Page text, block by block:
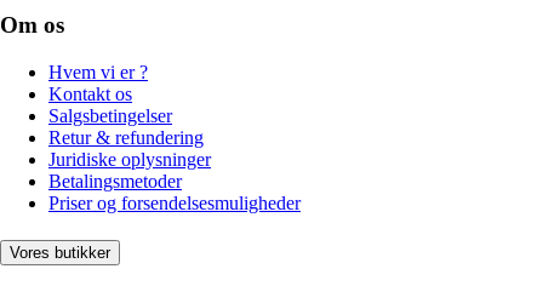
Om os
Hvem vi er ?
Kontakt os
Salgsbetingelser
Retur & refundering
Juridiske oplysninger
Betalingsmetoder
Priser og forsendelsesmuligheder
Vores butikker